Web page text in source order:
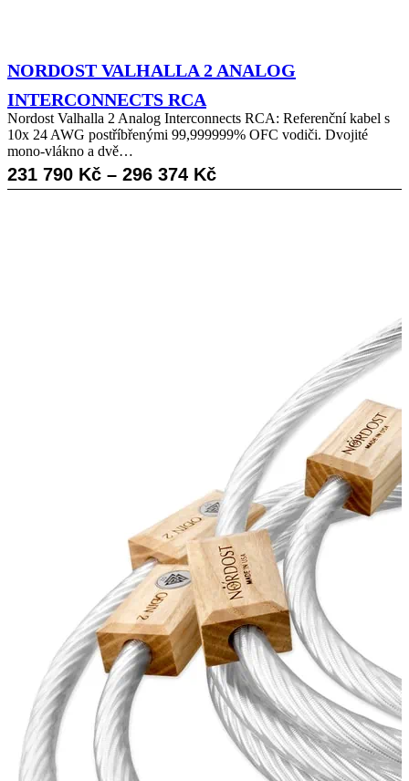
NORDOST VALHALLA 2 ANALOG
INTERCONNECTS RCA
Nordost Valhalla 2 Analog Interconnects RCA: Referenční kabel s
10x 24 AWG postříbřenými 99,999999% OFC vodiči. Dvojité
mono-vlákno a dvě…
231 790 Kč – 296 374 KčRozpětí